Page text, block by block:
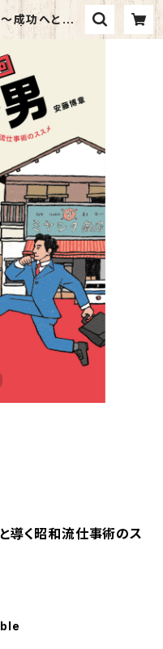
成功へと導く
～ | kazahin
導く昭和流仕事術のス